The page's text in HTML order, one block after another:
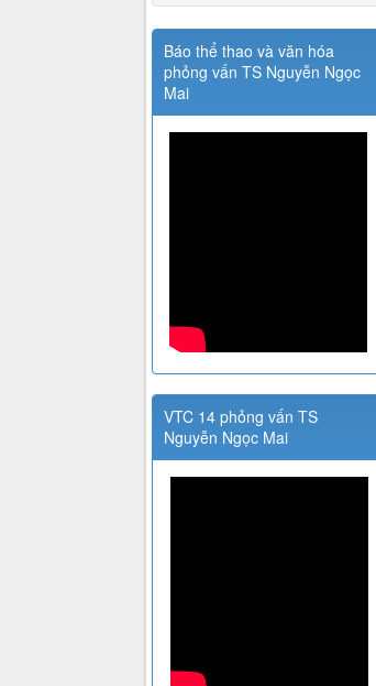
Báo thể thao và văn hóa
phỏng vấn TS Nguyễn Ngọc
Mai
VTC 14 phỏng vấn TS
Nguyễn Ngọc Mai